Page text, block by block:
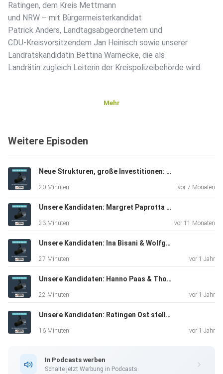
Ratingen, dem Kreis Mettmann
und NRW – mit Bürgermeisterkandidat
Patrick Anders, Landtagsabgeordnetem und
CDU-Kreisvorsitzendem Jan Heinisch sowie unserer
Landratskandidatin Bettina Warnecke, die als
Landrätin zugleich Leiterin der Kreispolizeibehörde wird.
️ Am 14. September: Alle Stimmen CDU!
Ratingen. Wird. Anders.
Mehr zu unseren Kandidaten | Insta | Facebook | Webseite
Bürgermeisterkandidat Patrick Anders
Mehr
Weitere Episoden
Neue Strukturen, große Investitionen: Wie Ratingen seine Zukunft organisiert
20 Minuten vor 7 Monaten
Unsere Kandidaten: Margret Paprotta & Ewald Vielhaus stellt sich vor
23 Minuten vor 11 Monaten
Unsere Kandidaten: Ina Bisani & Wolfgang Diedrich stellt sich vor
27 Minuten vor 1 Jahr
Unsere Kandidaten: Hanno Paas & Thomas Angst stellt sich vor
22 Minuten vor 1 Jahr
Unsere Kandidaten: Ratingen Ost stellt sich vor
16 Minuten vor 1 Jahr
In Podcasts werben
Schalte jetzt Werbung in Podcasts.